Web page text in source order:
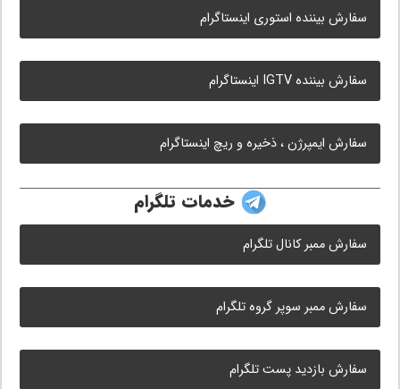
سفارش بیننده استوری اینستاگرام
سفارش بیننده IGTV اینستاگرام
سفارش ایمپرژن ، ذخیره و ریچ اینستاگرام
خدمات تلگرام
سفارش ممبر کانال تلگرام
سفارش ممبر سوپر گروه تلگرام
سفارش بازدید پست تلگرام